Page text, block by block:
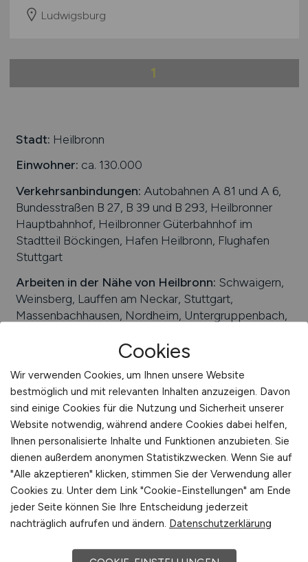
WeyFra Individualmöbel GmbH
Stadt:Heilbronn
Einwohner:ca. 130.000
Verkehrsanbindungen:Autobahnen A 81 und A 6,
Bundesstraßen B 27, B 39 und B 293, Heilbronner
Hauptbahnhof, Heilbronner Güterbahnhof im
Stadtteil Böckingen, Hafen Heilbronn, Flughafen
Stuttgart
Weinsberg, Lauffen am Neckar, Stuttgart,
Massenbachhausen, Nordheim, Untergruppenbach,
Bad Rappenau, Erlenbach, Baden-Württemberg, Bad
Wimpfen, Lehrensteinsfeld, Flein, Leingarten,
Talheim, Neckarsulm
Universitäten/Hochschulen:Duale Hochschule
Baden-Württemberg, Hochschule Heilbronn,
DIPLOMA - FH Nordhessen
Beliebte Jobs in
Heilbronn/Branchen Elektrotechnik, Tourismus,
Chemie, Handel
Cookies
Wir verwenden Cookies, um Ihnen unsere Website
bestmöglich und mit relevanten Inhalten anzuzeigen. Davon
sind einige Cookies für die Nutzung und Sicherheit unserer
Website notwendig, während andere Cookies dabei helfen,
Ihnen personalisierte Inhalte und Funktionen anzubieten. Sie
dienen außerdem anonymen Statistikzwecken. Wenn Sie auf
"Alle akzeptieren" klicken, stimmen Sie der Verwendung aller
Cookies zu. Unter dem Link "Cookie-Einstellungen" am Ende
jeder Seite können Sie Ihre Entscheidung jederzeit
nachträglich aufrufen und ändern. Datenschutzerklärung